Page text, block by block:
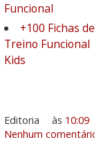
Funcional
+100 Fichas de
Treino Funcional
Kids
Editoria às 10:09
Nenhum comentário: